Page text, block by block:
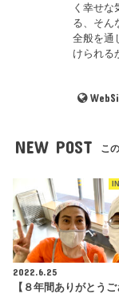
く幸せな
る、そん
全般を通
けられる
NEW POST こ
2022.6.25
【８年間ありがとう